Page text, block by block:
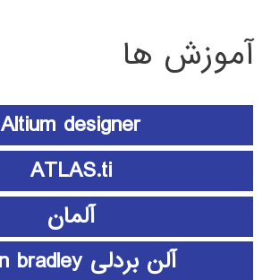
آموزش ها
Altium designer
ATLAS.ti
آلمان
آلن بردلی Allen bradley